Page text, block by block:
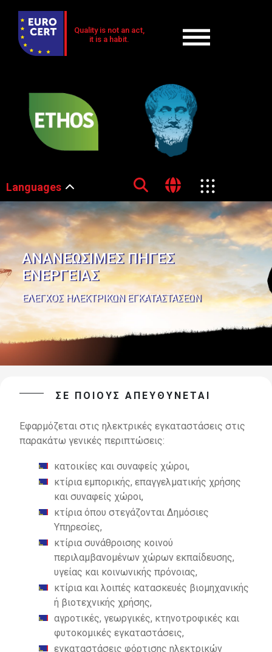
Quality is not an act,
it is a habit.
Languages
ΑΝΑΝΕΩΣΙΜΕΣ ΠΗΓΕΣ
ΕΝΕΡΓΕΙΑΣ
ΕΛΕΓΧΟΣ ΗΛΕΚΤΡΙΚΩΝ ΕΓΚΑΤΑΣΤΑΣΕΩΝ
ΣΕ ΠΟΙΟΥΣ ΑΠΕΥΘΥΝΕΤΑΙ
Εφαρμόζεται στις ηλεκτρικές εγκαταστάσεις στις
παρακάτω γενικές περιπτώσεις:
κατοικίες και συναφείς χώροι,
κτίρια εμπορικής, επαγγελματικής χρήσης
και συναφείς χώροι,
κτίρια όπου στεγάζονται Δημόσιες
Υπηρεσίες,
κτίρια συνάθροισης κοινού
περιλαμβανομένων χώρων εκπαίδευσης,
υγείας και κοινωνικής πρόνοιας,
κτίρια και λοιπές κατασκευές βιομηχανικής
ή βιοτεχνικής χρήσης,
αγροτικές, γεωργικές, κτηνοτροφικές και
φυτοκομικές εγκαταστάσεις,
εγκαταστάσεις φόρτισης ηλεκτρικών